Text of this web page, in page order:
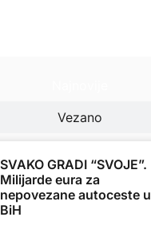
Vezano
SVAKO GRADI “SVOJE”.
Milijarde eura za
nepovezane autoceste u
BiH